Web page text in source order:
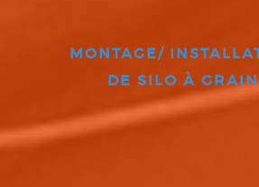
MONTAGE/
DE SILO À GRAIN